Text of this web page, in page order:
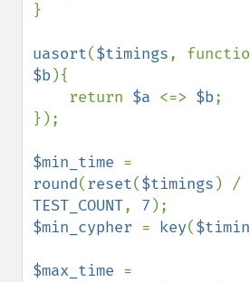
}
uasort($timings,
$b){
    return
$a <=> $b;
});
$min_time
round(reset($timings
TEST_COUNT, 7
$min_cypher = key(
$max_time